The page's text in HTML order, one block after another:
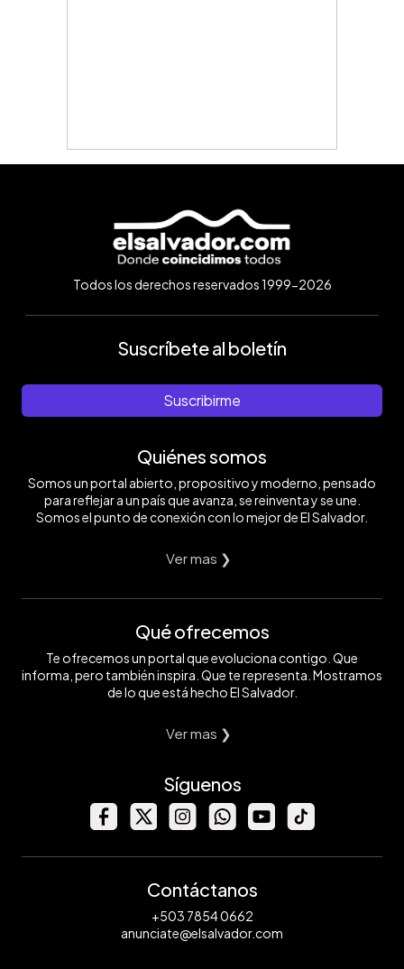
Todos los derechos reservados 1999-2026
Suscríbete al boletín
Suscribirme
Quiénes somos
Somos un portal abierto, propositivo y moderno, pensado
para reflejar a un país que avanza, se reinventa y se une.
Somos el punto de conexión con lo mejor de El Salvador.
Ver mas ❯
Qué ofrecemos
Te ofrecemos un portal que evoluciona contigo. Que
informa, pero también inspira. Que te representa. Mostramos
de lo que está hecho El Salvador.
Ver mas ❯
Síguenos
Contáctanos
+503 7854 0662
anunciate@elsalvador.com